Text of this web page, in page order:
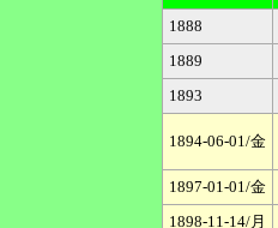
1888
1889
1893
1894-06-01/金
1897-01-01/金
1898-11-14/月